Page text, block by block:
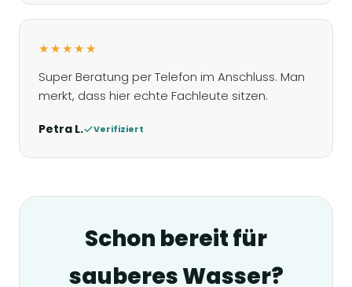
★★★★★
Super Beratung per Telefon im Anschluss. Man
merkt, dass hier echte Fachleute sitzen.
Petra L. Verifiziert
Schon bereit für
sauberes Wasser?